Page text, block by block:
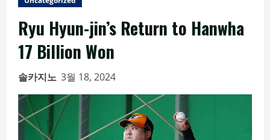
Ryu Hyun-jin’s Return to Hanwha
17 Billion Won
솔카지노 3월 18, 2024